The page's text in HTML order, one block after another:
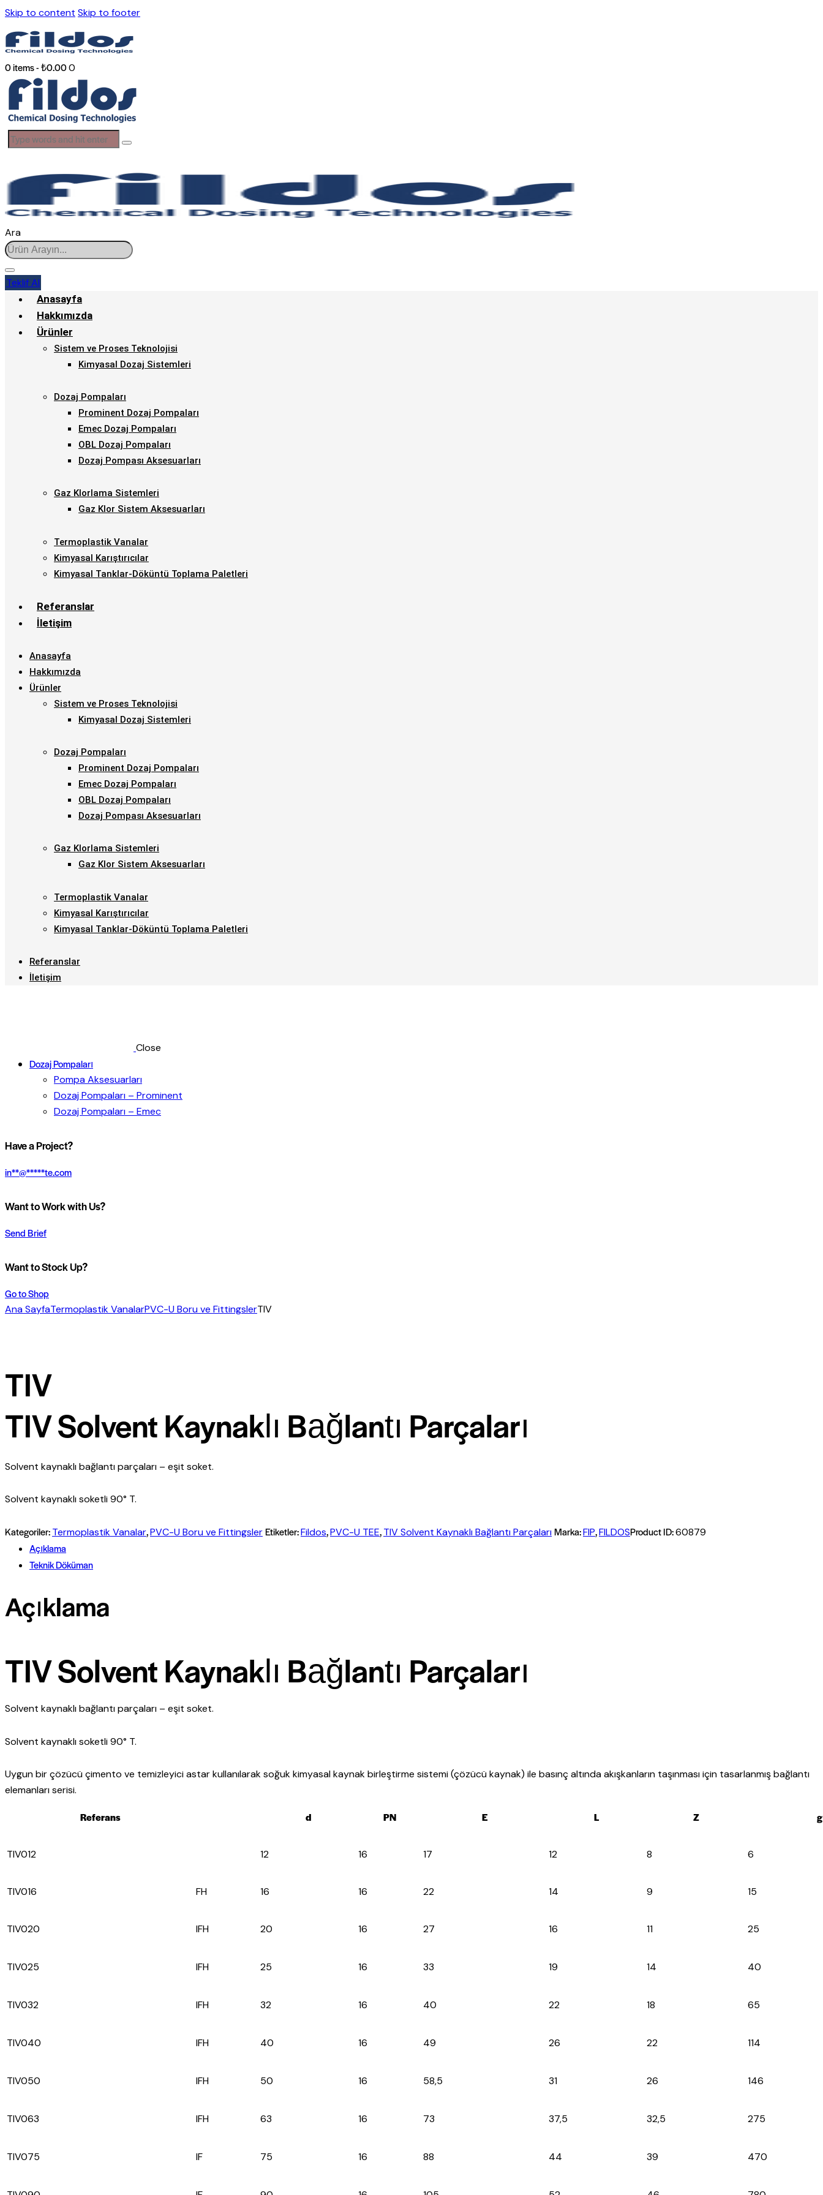
Skip to content Skip to footer
0 items-₺0.000
Ara
Teklif Al
Anasayfa
Hakkımızda
Ürünler
Sistem ve Proses Teknolojisi
Kimyasal Dozaj Sistemleri
Dozaj Pompaları
Prominent Dozaj Pompaları
Emec Dozaj Pompaları
OBL Dozaj Pompaları
Dozaj Pompası Aksesuarları
Gaz Klorlama Sistemleri
Gaz Klor Sistem Aksesuarları
Termoplastik Vanalar
Kimyasal Karıştırıcılar
Kimyasal Tanklar-Döküntü Toplama Paletleri
Referanslar
İletişim
Anasayfa
Hakkımızda
Ürünler
Sistem ve Proses Teknolojisi
Kimyasal Dozaj Sistemleri
Dozaj Pompaları
Prominent Dozaj Pompaları
Emec Dozaj Pompaları
OBL Dozaj Pompaları
Dozaj Pompası Aksesuarları
Gaz Klorlama Sistemleri
Gaz Klor Sistem Aksesuarları
Termoplastik Vanalar
Kimyasal Karıştırıcılar
Kimyasal Tanklar-Döküntü Toplama Paletleri
Referanslar
İletişim
Close
Dozaj Pompaları
Pompa Aksesuarları
Dozaj Pompaları – Prominent
Dozaj Pompaları – Emec
Have a Project?
in**@*****te.com
Want to Work with Us?
Send Brief
Want to Stock Up?
Go to Shop
Ana SayfaTermoplastik VanalarPVC-U Boru ve FittingslerTIV
TIV
TIV Solvent Kaynaklı Bağlantı Parçaları
Solvent kaynaklı bağlantı parçaları – eşit soket.
Solvent kaynaklı soketli 90° T.
Kategoriler:Termoplastik Vanalar,PVC-U Boru ve FittingslerEtiketler:Fildos,PVC-U TEE,TIV Solvent Kaynaklı Bağlantı ParçalarıMarka:FIP,FILDOSProduct ID:60879
Açıklama
Teknik Döküman
Açıklama
TIV Solvent Kaynaklı Bağlantı Parçaları
Solvent kaynaklı bağlantı parçaları – eşit soket.
Solvent kaynaklı soketli 90° T.
Uygun bir çözücü çimento ve temizleyici astar kullanılarak soğuk kimyasal kaynak birleştirme sistemi (çözücü kaynak) ile basınç altında akışkanların taşınması için tasarlanmış bağlantı
elemanları serisi.
Referans d PN E L Z g
TIV012 12 16 17 12 8 6
TIV016 FH 16 16 22 14 9 15
TIV020 IFH 20 16 27 16 11 25
TIV025 IFH 25 16 33 19 14 40
TIV032 IFH 32 16 40 22 18 65
TIV040 IFH 40 16 49 26 22 114
TIV050 IFH 50 16 58,5 31 26 146
TIV063 IFH 63 16 73 37,5 32,5 275
TIV075 IF 75 16 88 44 39 470